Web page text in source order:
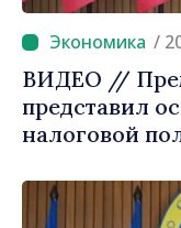
/
ВИДЕО //
представил
налоговой